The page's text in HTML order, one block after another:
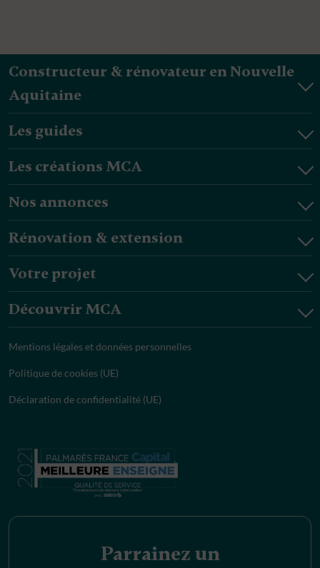
Constructeur & rénovateur en Nouvelle
Aquitaine
Les guides
Les créations MCA
Nos annonces
Rénovation & extension
Votre projet
Découvrir MCA
Mentions légales et données personnelles
Politique de cookies (UE)
Déclaration de confidentialité (UE)
Parrainez un